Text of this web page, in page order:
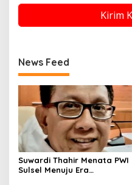
News Feed
Suwardi Thahir Menata PWI
Sulsel Menuju Era